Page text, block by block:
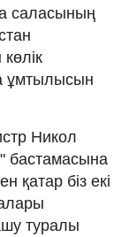
саласының
ұмтылысын
Никол
бастамасына
қатар біз екі
туралы